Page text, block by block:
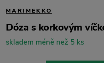
MARIMEKKO
Dóza s korkovým
skladem méně než 5 ks